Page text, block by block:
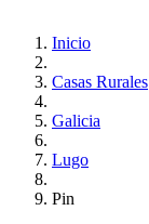
Inicio
Casas Rurales
Galicia
Lugo
Pin